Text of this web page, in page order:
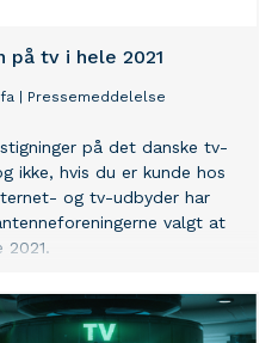
tv i hele 2021
Pressemeddelelse
på det danske tv-
ikke, hvis du er kunde hos
og tv-udbyder har
valgt at